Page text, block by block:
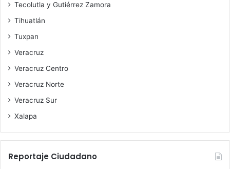
Tecolutla y Gutiérrez Zamora
Tihuatlán
Tuxpan
Veracruz
Veracruz Centro
Veracruz Norte
Veracruz Sur
Xalapa
Reportaje Ciudadano